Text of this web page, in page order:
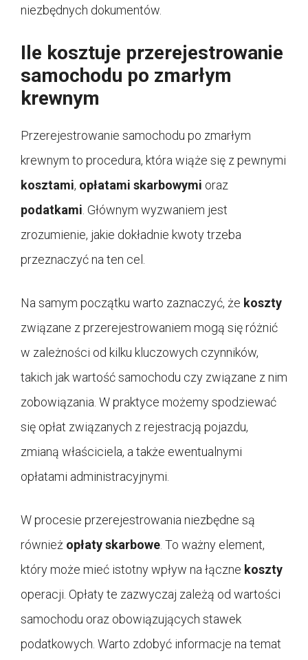
niezbędnych dokumentów.
Ile kosztuje przerejestrowanie
samochodu po zmarłym
krewnym
Przerejestrowanie samochodu po zmarłym
krewnym to procedura, która wiąże się z pewnymi
kosztami, opłatami skarbowymi oraz
podatkami . Głównym wyzwaniem jest
zrozumienie, jakie dokładnie kwoty trzeba
przeznaczyć na ten cel.
Na samym początku warto zaznaczyć, że koszty
związane z przerejestrowaniem mogą się różnić
w zależności od kilku kluczowych czynników,
takich jak wartość samochodu czy związane z nim
zobowiązania. W praktyce możemy spodziewać
się opłat związanych z rejestracją pojazdu,
zmianą właściciela, a także ewentualnymi
opłatami administracyjnymi.
W procesie przerejestrowania niezbędne są
również opłaty skarbowe . To ważny element,
który może mieć istotny wpływ na łączne koszty
operacji. Opłaty te zazwyczaj zależą od wartości
samochodu oraz obowiązujących stawek
podatkowych. Warto zdobyć informacje na temat